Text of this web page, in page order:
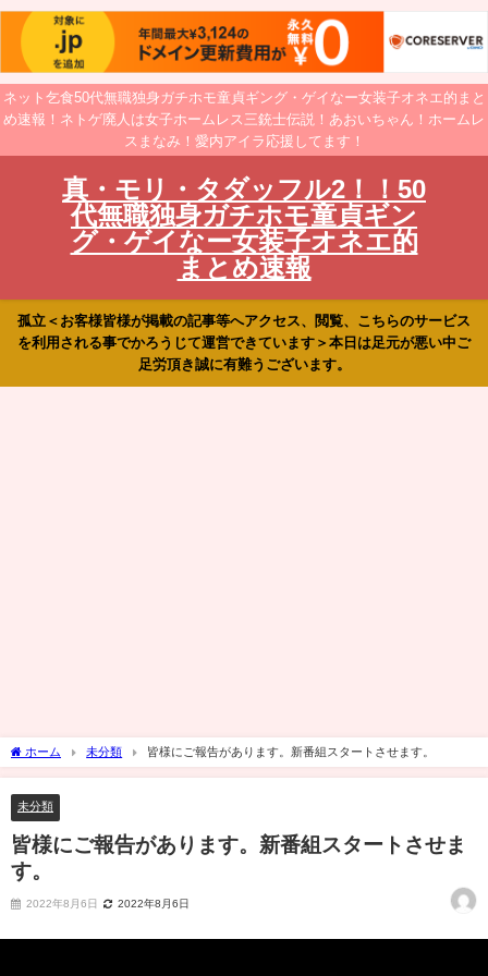
ネット乞食50代無職独身ガチホモ童貞ギング・ゲイなー女装子オネエ的まと
め速報！ネトゲ廃人は女子ホームレス三銃士伝説！あおいちゃん！ホームレ
スまなみ！愛内アイラ応援してます！
真・モリ・タダッフル2！！50
代無職独身ガチホモ童貞ギン
グ・ゲイなー女装子オネエ的
まとめ速報
孤立＜お客様皆様が掲載の記事等へアクセス、閲覧、こちらのサービス
を利用される事でかろうじて運営できています＞本日は足元が悪い中ご
足労頂き誠に有難うございます。
ホーム 未分類 皆様にご報告があります。新番組スタートさせます。
未分類
皆様にご報告があります。新番組スタートさせま
す。
2022年8月6日 2022年8月6日